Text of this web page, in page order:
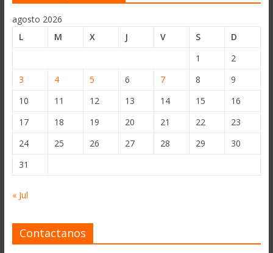
agosto 2026
L
M X J V S
D
1
2
3
4 5 6 7 8
9
10
11 12 13 14 15
16
17
18 19 20 21 22
23
24
25 26 27 28 29
30
31
« Jul
Contactanos